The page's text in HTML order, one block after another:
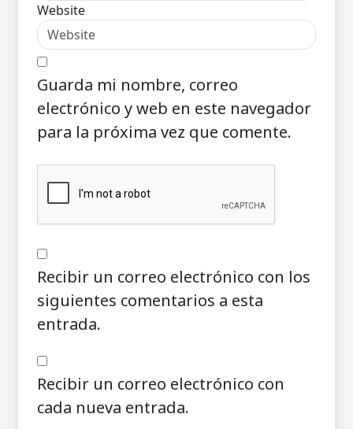
Website
Guarda mi nombre, correo
electrónico y web en este navegador
para la próxima vez que comente.
Recibir un correo electrónico con los
siguientes comentarios a esta
entrada.
Recibir un correo electrónico con
cada nueva entrada.